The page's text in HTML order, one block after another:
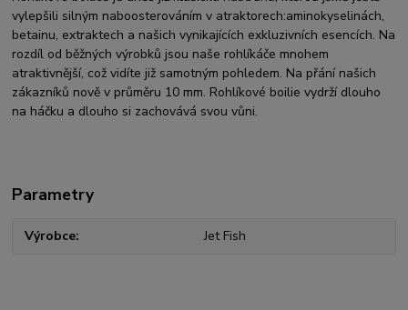
vylepšili silným naboosterováním v atraktorech:aminokyselinách,
betainu, extraktech a našich vynikajících exkluzivních esencích. Na
rozdíl od běžných výrobků jsou naše rohlíkáče mnohem
atraktivnější, což vidíte již samotným pohledem. Na přání našich
zákazníků nově v průměru 10 mm. Rohlíkové boilie vydrží dlouho
na háčku a dlouho si zachovává svou vůni.
Parametry
Výrobce Jet Fish